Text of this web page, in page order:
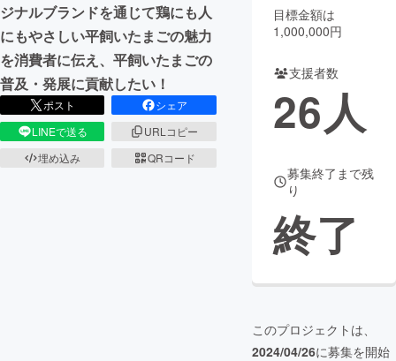
CAMPFIREふるさと納税machi-ya コミュニティ
ジナルブランドを通じて鶏にも人
にもやさしい平飼いたまごの魅力
を消費者に伝え、平飼いたまごの
普及・発展に貢献したい！
ポスト
シェア
LINEで送る
URLコピー
埋め込み
QRコード
目標金額は
1,000,000円
支援者数
26人
募集終了まで残
り
終了
このプロジェクトは、
2024/04/26に募集を開始